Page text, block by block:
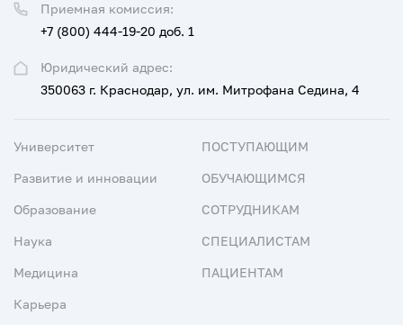
Юридический адрес:
350063 г. Краснодар, ул. им. Митрофана Седина, 4
Приемная комиссия:
+7 (800) 444-19-20 доб. 1
Университет
Развитие и инновации
Образование
Наука
Медицина
Карьера
ПОСТУПАЮЩИМ
ОБУЧАЮЩИМСЯ
СОТРУДНИКАМ
СПЕЦИАЛИСТАМ
ПАЦИЕНТАМ